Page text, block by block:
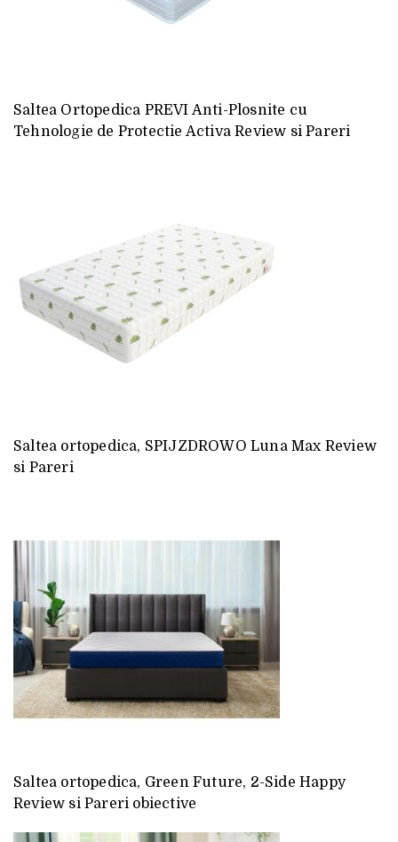
Saltea Ortopedica PREVI Anti-Plosnite cu
Tehnologie de Protectie Activa Review si Pareri
Saltea ortopedica, SPIJZDROWO Luna Max Review
si Pareri
Saltea ortopedica, Green Future, 2-Side Happy
Review si Pareri obiective